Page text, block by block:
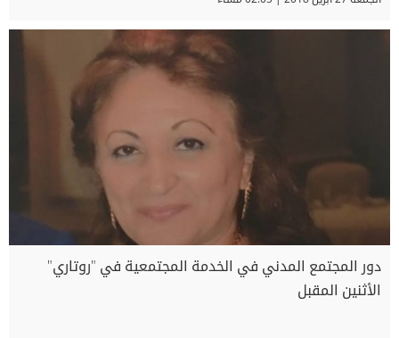
دور المجتمع المدني في الخدمة المجتمعية في "روتاري"
الأثنين المقبل